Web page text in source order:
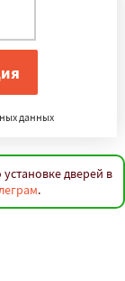
данных
дверей в
.